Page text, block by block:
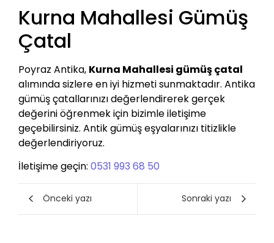
Kurna Mahallesi Gümüş
Çatal
Poyraz Antika, Kurna Mahallesi gümüş çatal
alımında sizlere en iyi hizmeti sunmaktadır. Antika
gümüş çatallarınızı değerlendirerek gerçek
değerini öğrenmek için bizimle iletişime
geçebilirsiniz. Antik gümüş eşyalarınızı titizlikle
değerlendiriyoruz.
İletişime geçin: 0531 993 68 50
Önceki yazı Sonraki yazı